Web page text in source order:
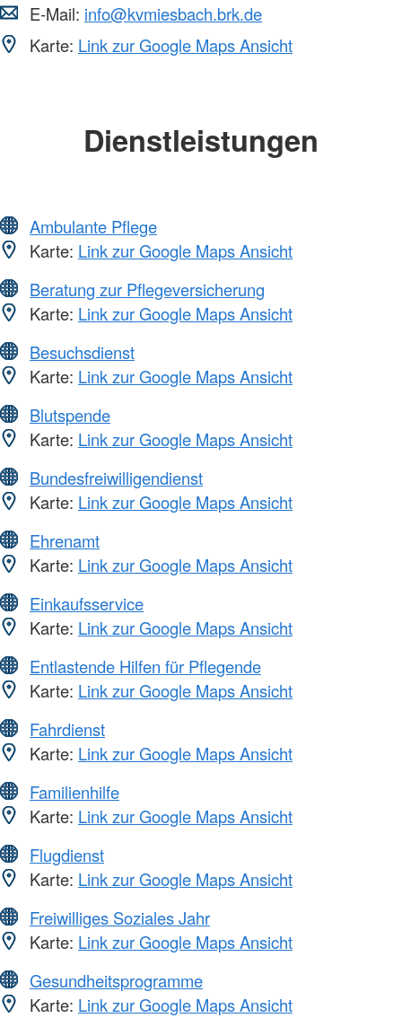
E-Mail: info@kvmiesbach.brk.de
Karte: Link zur Google Maps Ansicht
Dienstleistungen
Ambulante Pflege
Karte: Link zur Google Maps Ansicht
Beratung zur Pflegeversicherung
Karte: Link zur Google Maps Ansicht
Besuchsdienst
Karte: Link zur Google Maps Ansicht
Blutspende
Karte: Link zur Google Maps Ansicht
Bundesfreiwilligendienst
Karte: Link zur Google Maps Ansicht
Ehrenamt
Karte: Link zur Google Maps Ansicht
Einkaufsservice
Karte: Link zur Google Maps Ansicht
Entlastende Hilfen für Pflegende
Karte: Link zur Google Maps Ansicht
Fahrdienst
Karte: Link zur Google Maps Ansicht
Familienhilfe
Karte: Link zur Google Maps Ansicht
Flugdienst
Karte: Link zur Google Maps Ansicht
Freiwilliges Soziales Jahr
Karte: Link zur Google Maps Ansicht
Gesundheitsprogramme
Karte: Link zur Google Maps Ansicht